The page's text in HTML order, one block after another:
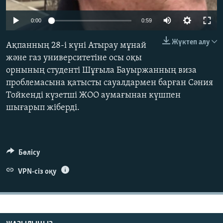
ЖАЗЫЛЫҢЫЗ
Басқа тілдерде
0:00 0:59
Жүктеп алу
Ақпанның 28-і күні Атырау мұнай
және газ университетіне осы оқы
орнының студенті Шұғыла Бауыржанның виза
проблемасына қатысты сауалдармен барған Сәния
Тойкенді күзетші ЖОО аумағынан күшпен
шығарып жіберді.
Бөлісу
VPN-сіз оқу